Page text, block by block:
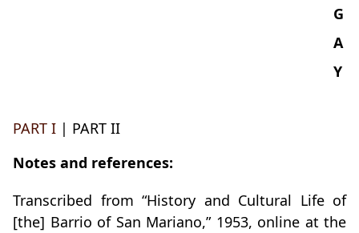
G
A
Y
PART I | PART II
Notes and references:
Transcribed from “History and Cultural Life of
[the] Barrio of San Mariano,” 1953, online at the